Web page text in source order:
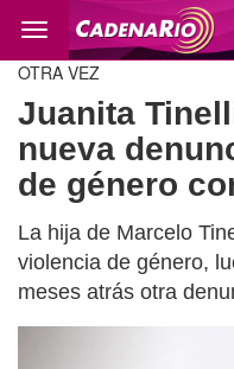
Cambio
OTRA VEZ
Juanita
nueva
de género
La hija de Marcelo
violencia de género,
meses atrás otra